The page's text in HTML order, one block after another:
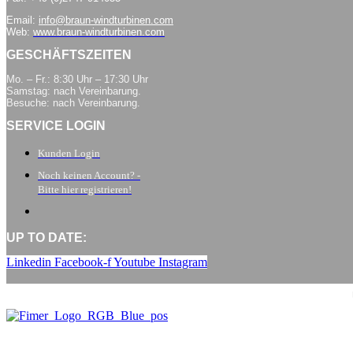
Email: info@braun-windturbinen.com
Web: www.braun-windturbinen.com
GESCHÄFTSZEITEN
Mo. – Fr.: 8:30 Uhr – 17:30 Uhr
Samstag: nach Vereinbarung.
Besuche: nach Vereinbarung.
SERVICE LOGIN
Kunden Login
Noch keinen Account? -
Bitte hier registrieren!
UP TO DATE:
Linkedin Facebook-fYoutube Instagram